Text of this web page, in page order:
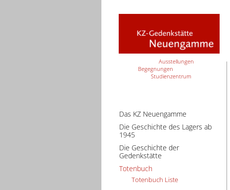
Ausstellungen
Begegnungen
Studienzentrum
Das KZ Neuengamme
Die Geschichte des Lagers ab
1945
Die Geschichte der
Gedenkstätte
Totenbuch
Totenbuch Liste